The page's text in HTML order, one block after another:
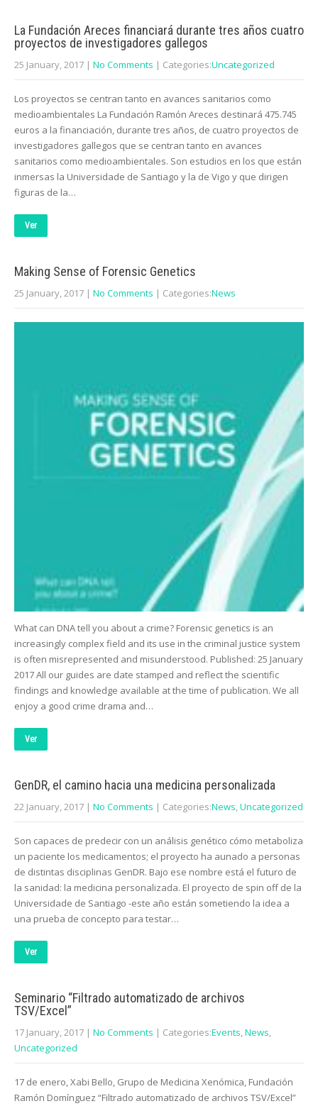
La Fundación Areces financiará durante tres años cuatro
proyectos de investigadores gallegos
25 January, 2017 | No Comments | Categories:Uncategorized
Los proyectos se centran tanto en avances sanitarios como
medioambientales La Fundación Ramón Areces destinará 475.745
euros a la financiación, durante tres años, de cuatro proyectos de
investigadores gallegos que se centran tanto en avances
sanitarios como medioambientales. Son estudios en los que están
inmersas la Universidade de Santiago y la de Vigo y que dirigen
figuras de la…
Ver
Making Sense of Forensic Genetics
25 January, 2017 | No Comments | Categories:News
What can DNA tell you about a crime? Forensic genetics is an
increasingly complex field and its use in the criminal justice system
is often misrepresented and misunderstood. Published: 25 January
2017 All our guides are date stamped and reflect the scientific
findings and knowledge available at the time of publication. We all
enjoy a good crime drama and…
Ver
GenDR, el camino hacia una medicina personalizada
22 January, 2017 | No Comments | Categories:News,Uncategorized
Son capaces de predecir con un análisis genético cómo metaboliza
un paciente los medicamentos; el proyecto ha aunado a personas
de distintas disciplinas GenDR. Bajo ese nombre está el futuro de
la sanidad: la medicina personalizada. El proyecto de spin off de la
Universidade de Santiago -este año están sometiendo la idea a
una prueba de concepto para testar…
Ver
Seminario “Filtrado automatizado de archivos
TSV/Excel”
17 January, 2017 | No Comments | Categories:Events,News,
Uncategorized
17 de enero, Xabi Bello, Grupo de Medicina Xenómica, Fundación
Ramón Domínguez “Filtrado automatizado de archivos TSV/Excel”